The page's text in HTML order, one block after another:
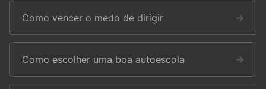
Como vencer o medo de dirigir →
Como escolher uma boa autoescola →